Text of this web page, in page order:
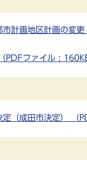
計画地区計画の変
ファイル : 160KB
（成田市決定） （